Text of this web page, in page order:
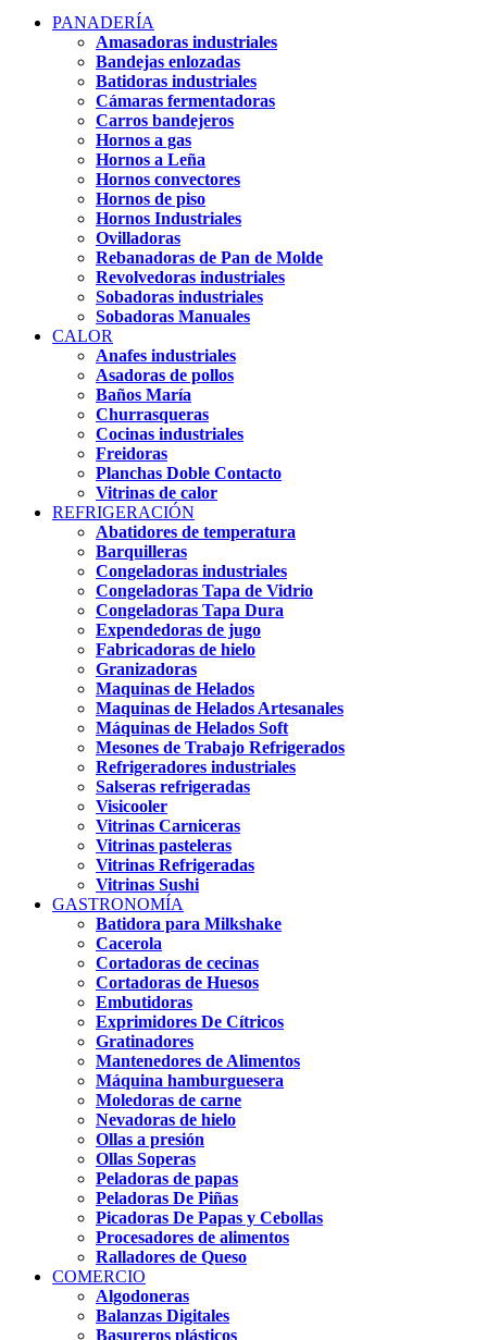
PANADERÍA
Amasadoras industriales
Bandejas enlozadas
Batidoras industriales
Cámaras fermentadoras
Carros bandejeros
Hornos a gas
Hornos a Leña
Hornos convectores
Hornos de piso
Hornos Industriales
Ovilladoras
Rebanadoras de Pan de Molde
Revolvedoras industriales
Sobadoras industriales
Sobadoras Manuales
CALOR
Anafes industriales
Asadoras de pollos
Baños María
Churrasqueras
Cocinas industriales
Freidoras
Planchas Doble Contacto
Vitrinas de calor
REFRIGERACIÓN
Abatidores de temperatura
Barquilleras
Congeladoras industriales
Congeladoras Tapa de Vidrio
Congeladoras Tapa Dura
Expendedoras de jugo
Fabricadoras de hielo
Granizadoras
Maquinas de Helados
Maquinas de Helados Artesanales
Máquinas de Helados Soft
Mesones de Trabajo Refrigerados
Refrigeradores industriales
Salseras refrigeradas
Visicooler
Vitrinas Carniceras
Vitrinas pasteleras
Vitrinas Refrigeradas
Vitrinas Sushi
GASTRONOMÍA
Batidora para Milkshake
Cacerola
Cortadoras de cecinas
Cortadoras de Huesos
Embutidoras
Exprimidores De Cítricos
Gratinadores
Mantenedores de Alimentos
Máquina hamburguesera
Moledoras de carne
Nevadoras de hielo
Ollas a presión
Ollas Soperas
Peladoras de papas
Peladoras De Piñas
Picadoras De Papas y Cebollas
Procesadores de alimentos
Ralladores de Queso
COMERCIO
Algodoneras
Balanzas Digitales
Basureros plásticos